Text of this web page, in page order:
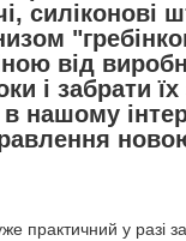
силіконові
від
і забрати їх
в нашому
практичний у разі